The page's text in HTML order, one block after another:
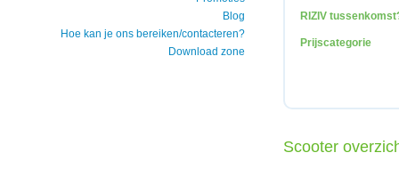
Blog
Hoe kan je ons bereiken/contacteren?
Download zone
RIZIV
Prijscategorie
Scooter